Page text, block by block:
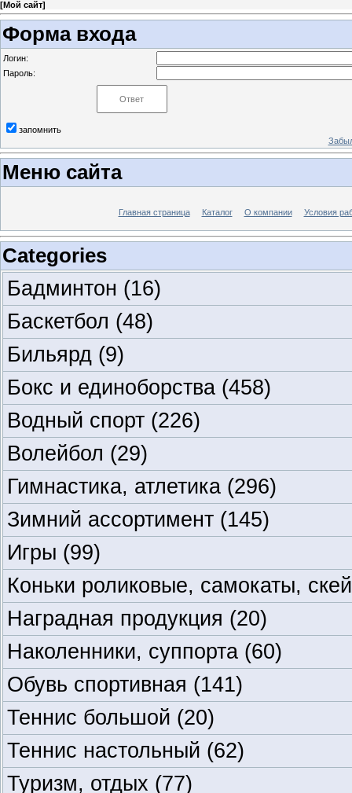
[Мой сайт]
Форма входа
Логин:
Пароль:
запомнить
Меню сайта
Главная страница Каталог О компании Условия
Categories
Бадминтон (16)
Баскетбол (48)
Бильярд (9)
Бокс и единоборства (458)
Водный спорт (226)
Волейбол (29)
Гимнастика, атлетика (296)
Зимний ассортимент (145)
Игры (99)
Коньки роликовые, самокаты,
Наградная продукция (20)
Наколенники, суппорта (60)
Обувь спортивная (141)
Теннис большой (20)
Теннис настольный (62)
Туризм, отдых (77)